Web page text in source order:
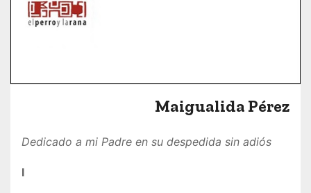
Maigualida Pérez
Dedicado a mi Padre en su despedida sin adiós
I